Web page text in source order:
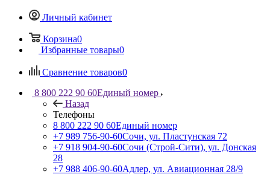
Личный кабинет
Корзина0
Избранные товары0
Сравнение товаров0
8 800 222 90 60Единый номер
Назад
Телефоны
8 800 222 90 60Единый номер
+7 989 756-90-60Сочи, ул. Пластунская 72
+7 918 904-90-60Сочи (Строй-Сити), ул. Донская
28
+7 988 406-90-60Адлер, ул. Авиационная 28/9